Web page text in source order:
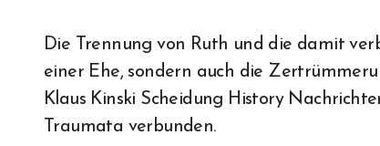
Die Trennung von Ruth und die damit
einer Ehe, sondern auch die
Klaus Kinski Scheidung History
Traumata verbunden.